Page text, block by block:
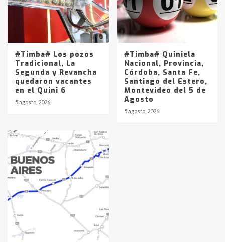
#Timba# Los pozos
Tradicional, La
Segunda y Revancha
quedaron vacantes
en el Quini 6
5 agosto, 2026
#Timba# Quiniela
Nacional, Provincia,
Córdoba, Santa Fe,
Santiago del Estero,
Montevideo del 5 de
Agosto
5 agosto, 2026